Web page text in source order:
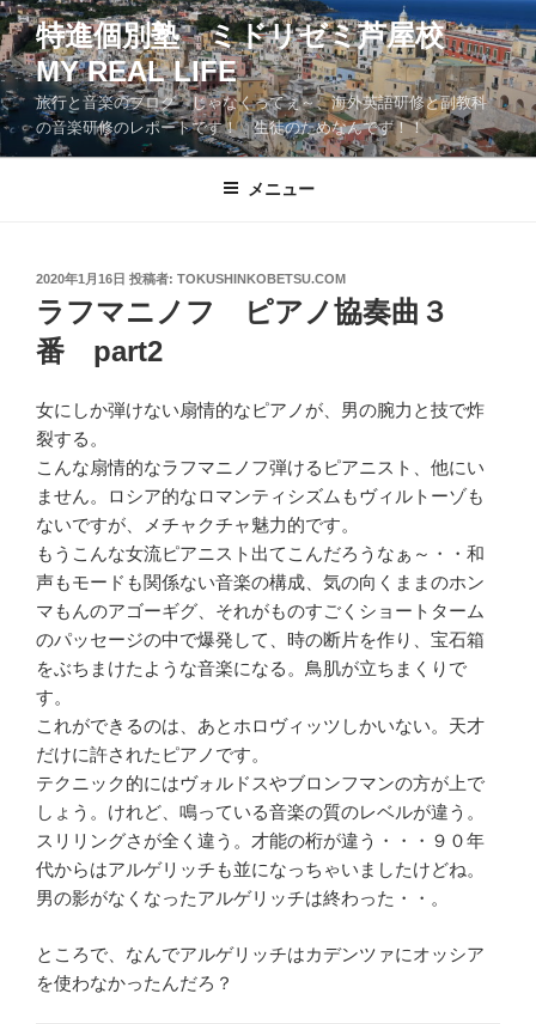
コ
ン
テ
ン
ツ
へ
特進個別塾 ミドリゼミ芦屋校
MY REAL LIFE
旅行と音楽のブログ じゃなくってぇ～、海外英語研修と副教科
の音楽研修のレポートです！ 生徒のためなんです！！
メニュー
投
稿
日:
2020年1月16日 投稿者: TOKUSHINKOBETSU.COM
ラフマニノフ ピアノ協奏曲３
番 part2
女にしか弾けない扇情的なピアノが、男の腕力と技で炸
裂する。
こんな扇情的なラフマニノフ弾けるピアニスト、他にい
ません。ロシア的なロマンティシズムもヴィルトーゾも
ないですが、メチャクチャ魅力的です。
もうこんな女流ピアニスト出てこんだろうなぁ～・・和
声もモードも関係ない音楽の構成、気の向くままのホン
マもんのアゴーギグ、それがものすごくショートターム
のパッセージの中で爆発して、時の断片を作り、宝石箱
をぶちまけたような音楽になる。鳥肌が立ちまくりで
す。
これができるのは、あとホロヴィッツしかいない。天才
だけに許されたピアノです。
テクニック的にはヴォルドスやブロンフマンの方が上で
しょう。けれど、鳴っている音楽の質のレベルが違う。
スリリングさが全く違う。才能の桁が違う・・・９０年
代からはアルゲリッチも並になっちゃいましたけどね。
男の影がなくなったアルゲリッチは終わった・・。
ところで、なんでアルゲリッチはカデンツァにオッシア
を使わなかったんだろ？